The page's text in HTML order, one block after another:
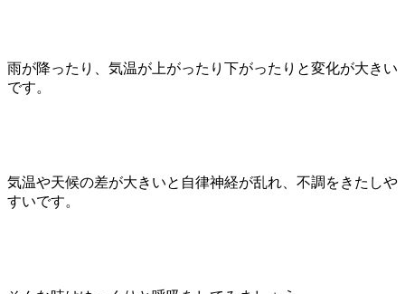
雨が降ったり、気温が上がったり下がったりと変化が大きい
です。
気温や天候の差が大きいと自律神経が乱れ、不調をきたしや
すいです。